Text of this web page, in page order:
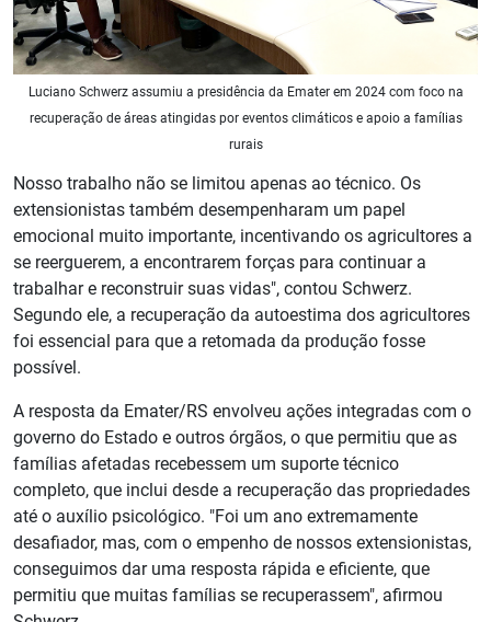
Luciano Schwerz assumiu a presidência da Emater em 2024 com foco na
recuperação de áreas atingidas por eventos climáticos e apoio a famílias
rurais
Nosso trabalho não se limitou apenas ao técnico. Os
extensionistas também desempenharam um papel
emocional muito importante, incentivando os agricultores a
se reerguerem, a encontrarem forças para continuar a
trabalhar e reconstruir suas vidas", contou Schwerz.
Segundo ele, a recuperação da autoestima dos agricultores
foi essencial para que a retomada da produção fosse
possível.
A resposta da Emater/RS envolveu ações integradas com o
governo do Estado e outros órgãos, o que permitiu que as
famílias afetadas recebessem um suporte técnico
completo, que inclui desde a recuperação das propriedades
até o auxílio psicológico. "Foi um ano extremamente
desafiador, mas, com o empenho de nossos extensionistas,
conseguimos dar uma resposta rápida e eficiente, que
permitiu que muitas famílias se recuperassem", afirmou